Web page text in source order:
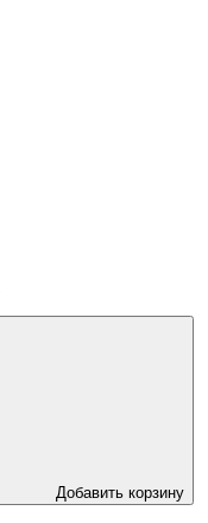
Добавить корзину